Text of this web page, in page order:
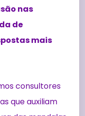
nas
de
mais
consultores
que auxiliam